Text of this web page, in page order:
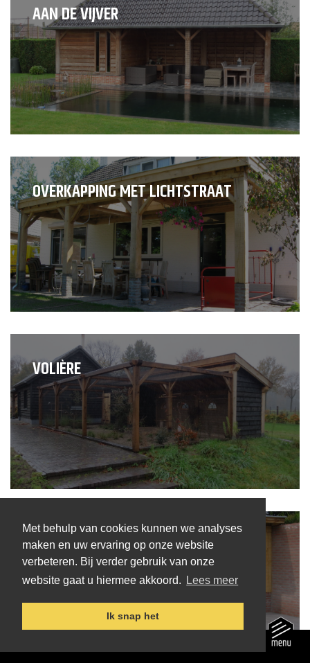
Met behulp van cookies kunnen we analyses
maken en uw ervaring op onze website
verbeteren. Bij verder gebruik van onze
website gaat u hiermee akkoord.
Lees meer
Ik snap het
AAN DE VIJVER
OVERKAPPING MET LICHTSTRAAT
VOLIÈRE
DIERENVERBLIJF